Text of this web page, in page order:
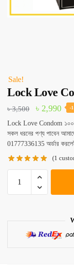
Sale!
Lock Love
৳3,500
Original
price
was:
৳ 2,990
is:
৳
-
Lock Love Condom
সকল ধরনের পণ্য পাবেন
01777336135 অর্ডার
(1
Love